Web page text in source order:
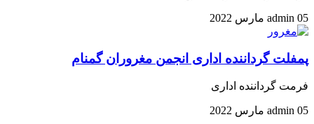
admin 05 مارس 2022
پمفلت گرداننده اداری انجمن مغروران گمنام
فرمت گرداننده اداری
admin 05 مارس 2022